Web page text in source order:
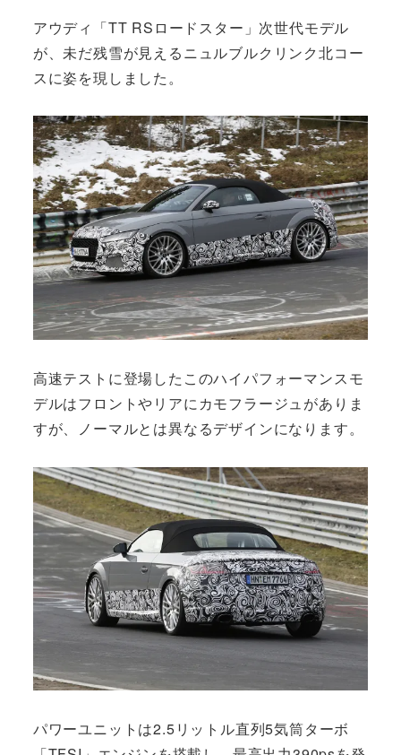
アウディ「TT RSロードスター」次世代モデル
が、未だ残雪が見えるニュルブルクリンク北コー
スに姿を現しました。
高速テストに登場したこのハイパフォーマンスモ
デルはフロントやリアにカモフラージュがありま
すが、ノーマルとは異なるデザインになります。
パワーユニットは2.5リットル直列5気筒ターボ